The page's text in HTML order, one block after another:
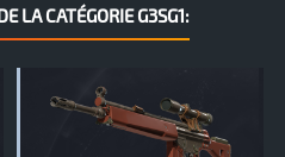
LA CATÉGORIE G3SG1: